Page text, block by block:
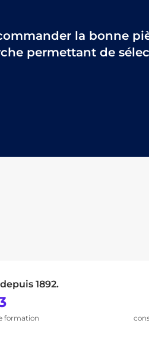
la bonne
permettant de
1892.
formation